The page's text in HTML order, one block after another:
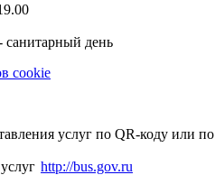
санитарный день
cookie
услуг по QR-коду или
http://bus.gov.ru